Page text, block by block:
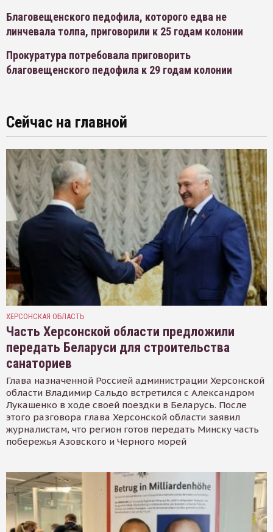
Благовещенского педофила, которого едва не
линчевала толпа, приговорили к 25 годам колонии
Прокуратура потребовала приговорить
благовещенского педофила к 29 годам колонии
Сейчас на главной
ХЕРСОНСКАЯ ОБЛАСТЬ
Часть Херсонской области предложили
передать Беларуси для строительства
санаториев
Глава назначенной Россией администрации Херсонской
области Владимир Сальдо встретился с Александром
Лукашенко в ходе своей поездки в Беларусь. После
этого разговора глава Херсонской области заявил
журналистам, что регион готов передать Минску часть
побережья Азовского и Черного морей